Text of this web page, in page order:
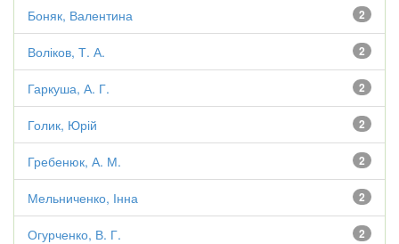
2
Боняк, Валентина
2
Воліков, Т. А.
2
Гаркуша, А. Г.
2
Голик, Юрій
2
Гребенюк, А. М.
2
Мельниченко, Інна
2
Огурченко, В. Г.